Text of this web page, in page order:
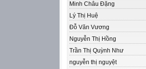
Minh Châu Đặng
Lý Thị Huệ
Đỗ Văn Vương
Nguyễn Thị Hồng
Trần Thị Quỳnh Như
nguyễn thị nguyệt